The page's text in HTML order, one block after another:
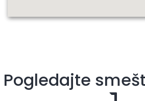
Pogledajte